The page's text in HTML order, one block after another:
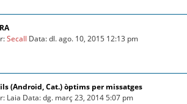
Secall Data: dl. ago. 10, 2015 12:13 pm
(Android, Cat.) òptims per missatges
Laia Data: dg. març 23, 2014 5:07 pm